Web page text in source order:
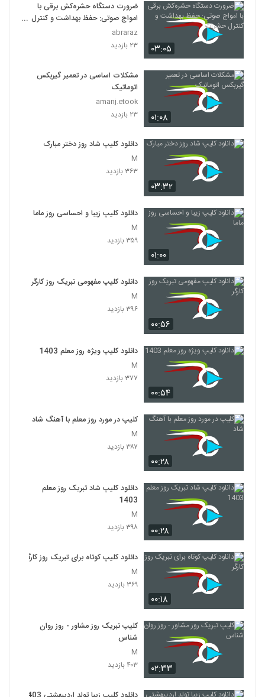
۰۳:۰۵
ضرورت دستگاه حشره‌کش برقی با
امواج صوتی: حفظ بهداشت و کنترل
حشرات
abraraz
۲۳ بازدید
۰۱:۰۸
مشکلات اساسی در تعمیر گیربکس
اتوماتیک
amanj.etook
۲۳ بازدید
۰۳:۳۲
دانلود کلیپ شاد روز دختر مبارک
M
۳۶۳ بازدید
۰۱:۰۰
دانلود کلیپ زیبا و احساسی روز ماما
M
۳۵۹ بازدید
۰۰:۵۶
دانلود کلیپ مفهومی تبریک روز کارگر
M
۳۹۶ بازدید
۰۰:۵۴
دانلود کلیپ ویژه روز معلم 1403
M
۳۷۷ بازدید
۰۰:۲۸
کلیپ در مورد روز معلم با آهنگ شاد
M
۳۸۷ بازدید
۰۰:۲۸
دانلود کلیپ شاد تبریک روز معلم
1403
M
۳۹۸ بازدید
۰۰:۱۸
دانلود کلیپ کوتاه برای تبریک روز کارگر
M
۳۶۹ بازدید
۰۲:۳۳
کلیپ تبریک روز مشاور - روز روان
شناس
M
۴۰۳ بازدید